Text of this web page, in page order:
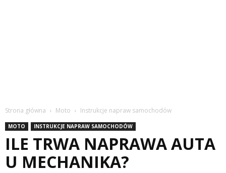
Strona główna Moto Instrukcje napraw samochodów
MOTO INSTRUKCJE NAPRAW SAMOCHODÓW
ILE TRWA NAPRAWA AUTA
U MECHANIKA?